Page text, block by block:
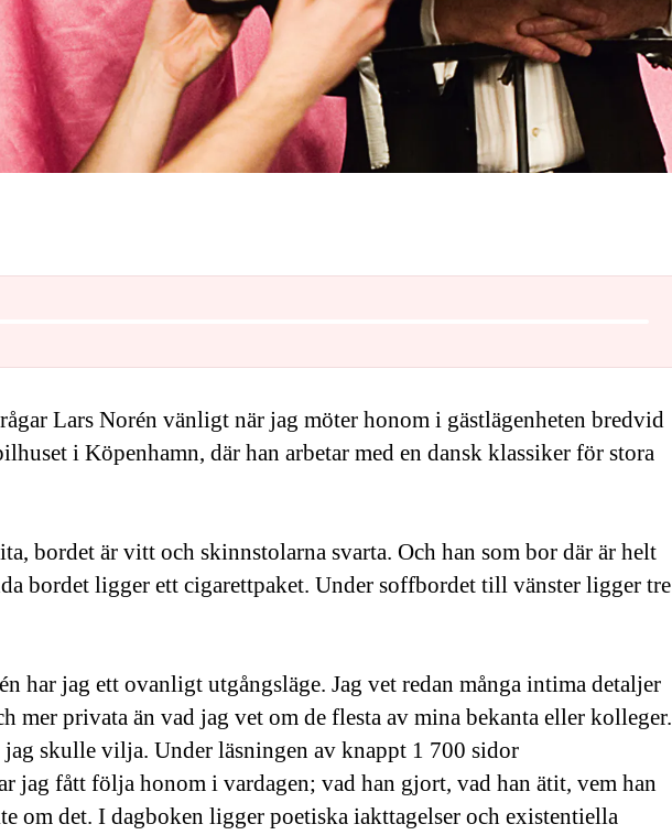
Lars Norén vänligt när jag möter honom i gästlägenheten bredvid
i Köpenhamn, där han arbetar med en dansk klassiker för stora
bordet är vitt och skinnstolarna svarta. Och han som bor där är helt
bordet ligger ett cigarettpaket. Under soffbordet till vänster ligger tre
har jag ett ovanligt utgångsläge. Jag vet redan många intima detaljer
mer privata än vad jag vet om de flesta av mina bekanta eller kolleger.
skulle vilja. Under läsningen av knappt 1 700 sidor
jag fått följa honom i vardagen; vad han gjort, vad han ätit, vem han
om det. I dagboken ligger poetiska iakttagelser och existentiella